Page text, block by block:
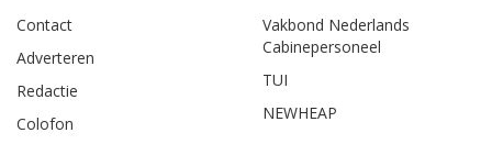
Contact
Adverteren
Redactie
Colofon
Vakbond Nederlands
Cabinepersoneel
TUI
NEWHEAP